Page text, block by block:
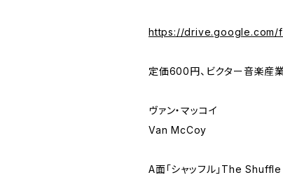
https://drive.google.com/
定価600円、ビクター音楽産
ヴァン・マッコイ
Van McCoy
A面「シャッフル」The Shuffle